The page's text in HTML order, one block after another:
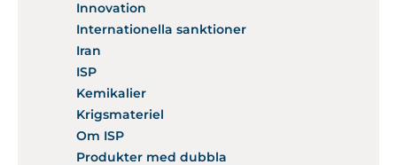
Innovation
Internationella sanktioner
Iran
ISP
Kemikalier
Krigsmateriel
Om ISP
Produkter med dubbla